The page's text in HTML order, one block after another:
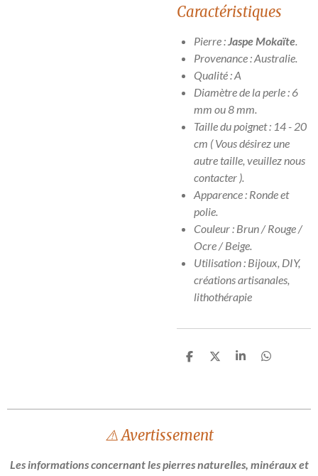
Caractéristiques
Pierre :Jaspe Mokaïte.
Provenance : Australie.
Qualité : A
Diamètre de la perle : 6
mm ou 8 mm.
Taille du poignet : 14 - 20
cm ( Vous désirez une
autre taille, veuillez nous
contacter ).
Apparence : Ronde et
polie.
Couleur : Brun / Rouge /
Ocre / Beige.
Utilisation : Bijoux, DIY,
créations artisanales,
lithothérapie
P
a
r
P
a
P
a
P
a
⚠️ Avertissement
Les informations concernant les pierres naturelles, minéraux et